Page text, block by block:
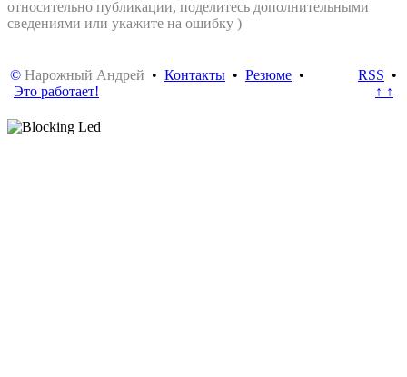
относительно публикации, поделитесь дополнительными
сведениями или укажите на ошибку )
© Нарожный Андрей • Контакты • Резюме •
Это работает!
RSS •
↑ ↑